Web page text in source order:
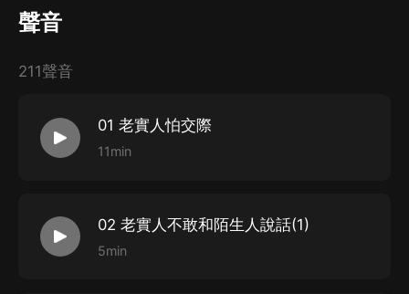
人以魅力，給老實人改變自己的機會和自信，從而帶老實
聲音
211聲音
01 老實人怕交際
11min
02 老實人不敢和陌生人說話(1)
5min